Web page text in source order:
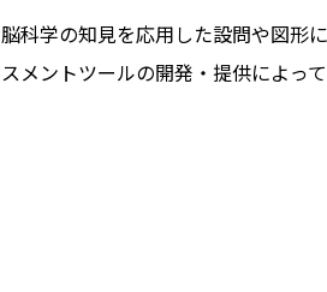
脳科学の知見を応用した設問や図形
スメントツールの開発・提供によっ